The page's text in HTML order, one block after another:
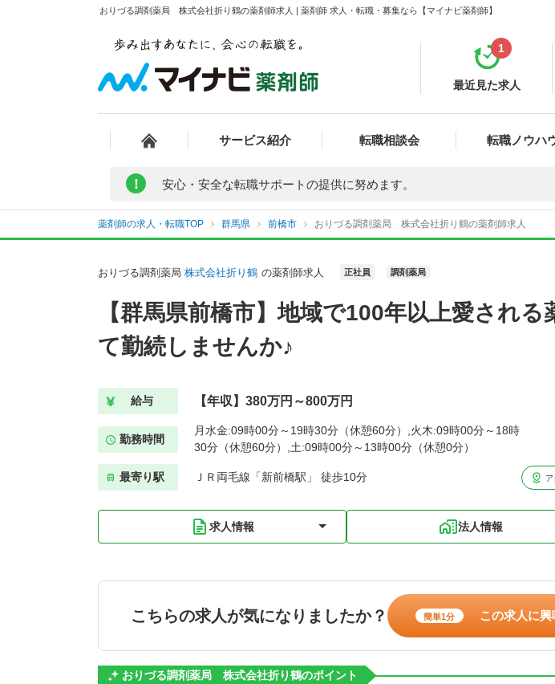
おりづる調剤薬局 株式会社折り鶴の薬剤師求人 | 薬剤師 求人・転職・募集なら【マイナビ薬剤師】
最近見た求人
1
サービス紹介 転職相談会 転職ノウハ
! 安心・安全な転職サポートの提供に努めます。
薬剤師の求人・転職TOP 群馬県 前橋市 おりづる調剤薬局 株式会社折り鶴の薬剤師求人
おりづる調剤薬局 株式会社折り鶴 の薬剤師求人 正社員 調剤薬局
【群馬県前橋市】地域で100年以上愛され
て勤続しませんか♪
給与 【年収】380万円～800万円
勤務時間
月水金:09時00分～19時30分（休憩60分）,火木:09時00分～18時
30分（休憩60分）,土:09時00分～13時00分（休憩0分）
最寄り駅 ＪＲ両毛線「新前橋駅」 徒歩10分 ア
求人情報 法人情報
こちらの求人が気になりましたか？ 簡単1分 この求人に興
おりづる調剤薬局 株式会社折り鶴のポイント